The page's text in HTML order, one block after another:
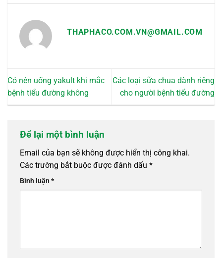
THAPHACO.COM.VN@GMAIL.COM
Có nên uống yakult khi mắc
bệnh tiểu đường không
Các loại sữa chua dành riêng
cho người bệnh tiểu đường
Để lại một bình luận
Email của bạn sẽ không được hiển thị công khai.
Các trường bắt buộc được đánh dấu *
Bình luận*